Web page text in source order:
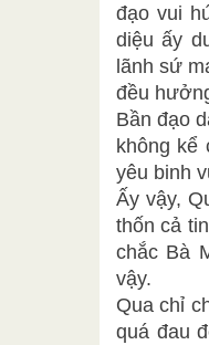
đạo vui
diệu ấy
lãnh sứ
đều
Bần đạo
không kể
yêu binh
Ấy vậy,
thốn cả
chắc Bà
vậy.
Qua chỉ
quá đau